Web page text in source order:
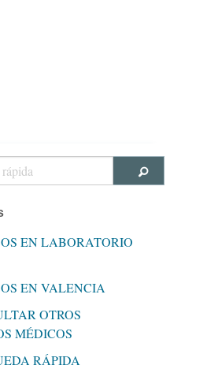
EN LABORATORIO
EN VALENCIA
OTROS
MÉDICOS
RÁPIDA